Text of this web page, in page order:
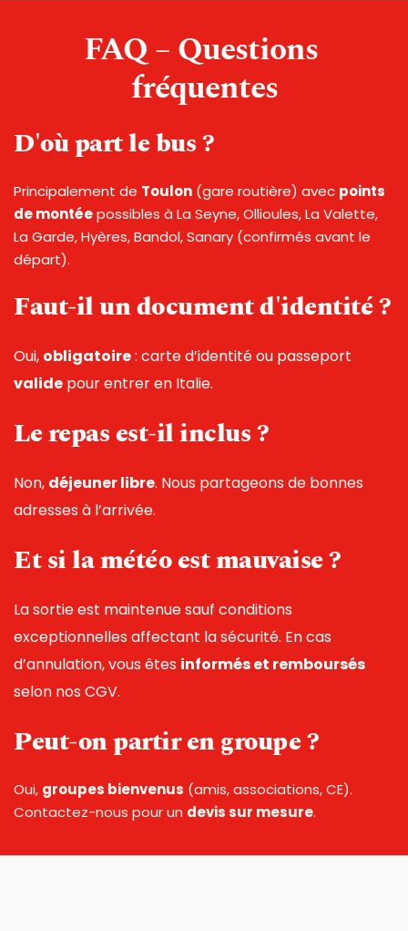
FAQ – Questions
fréquentes
D'où part le bus ?
Principalement de Toulon (gare routière) avec points
de montée possibles à La Seyne, Ollioules, La Valette,
La Garde, Hyères, Bandol, Sanary (confirmés avant le
départ).
Faut-il un document d'identité ?
Oui, obligatoire
valide pour entrer en Italie.
Le repas est-il inclus ?
Non, déjeuner libre. Nous partageons de bonnes
adresses à l’arrivée.
Et si la météo est mauvaise ?
La sortie est maintenue sauf conditions
exceptionnelles affectant la sécurité. En cas
d’annulation, vous êtes informés et remboursés
selon nos CGV.
Peut-on partir en groupe ?
Oui, groupes bienvenus (amis, associations, CE).
Contactez-nous pour un devis sur mesure.